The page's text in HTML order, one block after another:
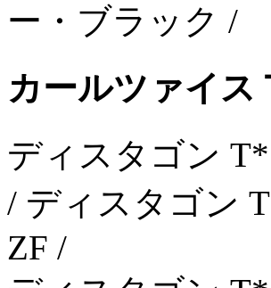
ー・ブラック /
カールツァイ
ディスタゴン
/ ディスタゴン
ZF /